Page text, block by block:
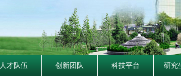
人才队伍 创新团队 科技平台 研究